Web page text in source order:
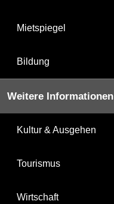
Mietspiegel
Bildung
Weitere Informationen
Kultur & Ausgehen
Tourismus
Wirtschaft